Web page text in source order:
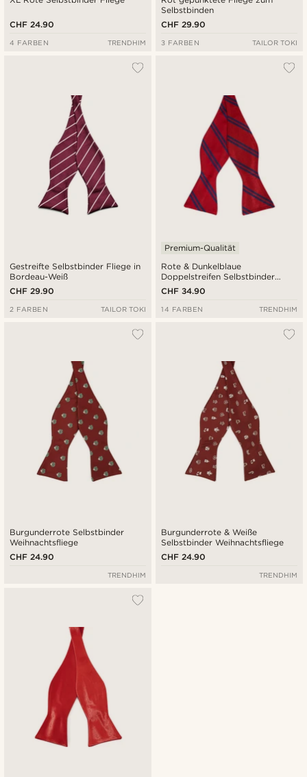
CHF 24.90
4 FARBEN TRENDHIM
Selbstbinden
CHF 29.90
3 FARBEN TAILOR TOKI
Gestreifte Selbstbinder Fliege in
Bordeau-Weiß
CHF 29.90
2 FARBEN TAILOR TOKI
Rote & Dunkelblaue
Doppelstreifen Selbstbinder
Seidenfliege
Premium-Qualität
CHF 34.90
14 FARBEN TRENDHIM
Burgunderrote Selbstbinder
Weihnachtsfliege
CHF 24.90
TRENDHIM
Burgunderrote & Weiße
Selbstbinder Weihnachtsfliege
CHF 24.90
TRENDHIM